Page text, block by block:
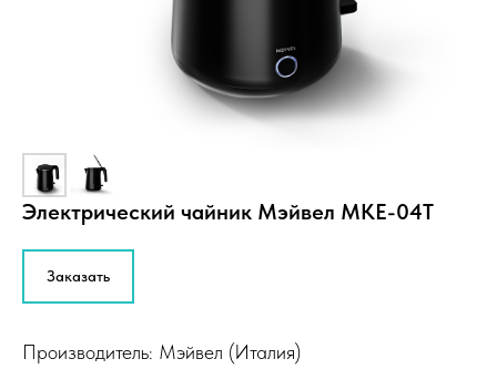
Электрический чайник Мэйвел MKE-04T
Заказать
Производитель: Мэйвел (Италия)